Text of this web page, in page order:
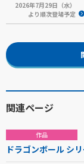
2026年7月29日（水）
より順次登場予定
関連ページ
作品
ドラゴンボール シ